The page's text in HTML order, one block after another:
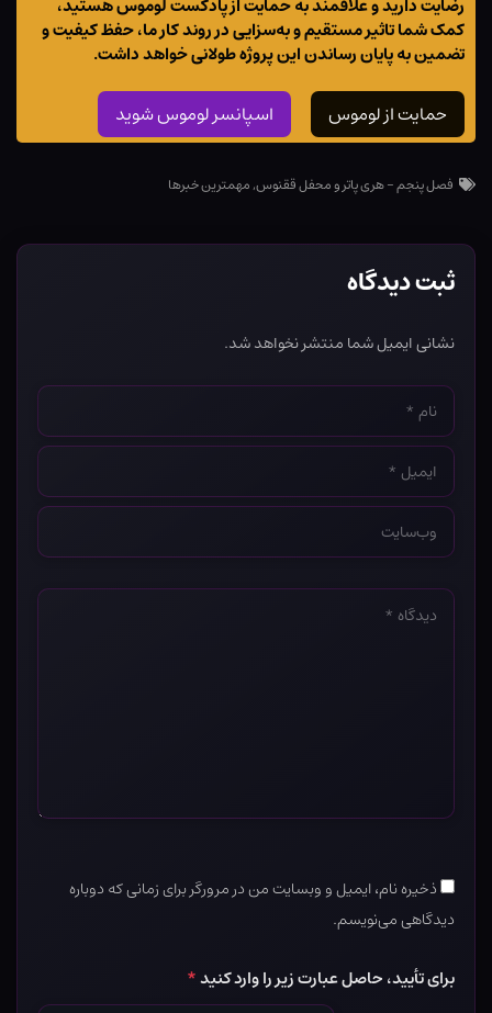
رضایت دارید و علاقمند به حمایت از پادکست لوموس هستید،
کمک شما تاثیر مستقیم و به‌سزایی در روند کار ما، حفظ کیفیت و
تضمین به پایان رساندن این پروژه طولانی خواهد داشت.
حمایت از لوموس اسپانسر لوموس شوید
فصل پنجم - هری پاتر و محفل ققنوس,مهمترین خبرها
ثبت دیدگاه
نشانی ایمیل شما منتشر نخواهد شد.
نام
*
ایمیل
*
وب‌سایت
*
دیدگاه
ذخیره نام، ایمیل و وبسایت من در مرورگر برای زمانی که دوباره
دیدگاهی می‌نویسم.
برای تأیید، حاصل عبارت زیر را وارد کنید*